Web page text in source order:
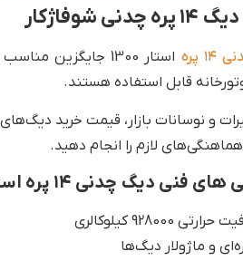
پره
استار 1300
قابل استفاده هستند.
لازم را انجام دهید.
دیگ چدنی ۱۴ پره استار 1300
928000 کیلوکالری
و ماژولار دیگ‌ها